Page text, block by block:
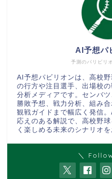
予測のパリビリ
AI予想パ
AI予想パビリオンは、高校
の行方や注目選手、出場校
分析メディアです。センバ
勝敗予想、戦力分析、組み
観戦ガイドまで幅広く発信
応えのある解説で、高校野
く楽しめる未来のシナリオを
＼